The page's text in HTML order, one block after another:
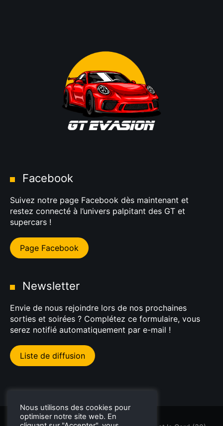
Facebook
Suivez notre page Facebook dès maintenant et
restez connecté à l’univers palpitant des GT et
supercars !
Page Facebook
Newsletter
Envie de nous rejoindre lors de nos prochaines
sorties et soirées ? Complétez ce formulaire, vous
serez notifié automatiquement par e-mail !
Liste de diffusion
Nous utilisons des cookies pour
optimiser notre site web. En